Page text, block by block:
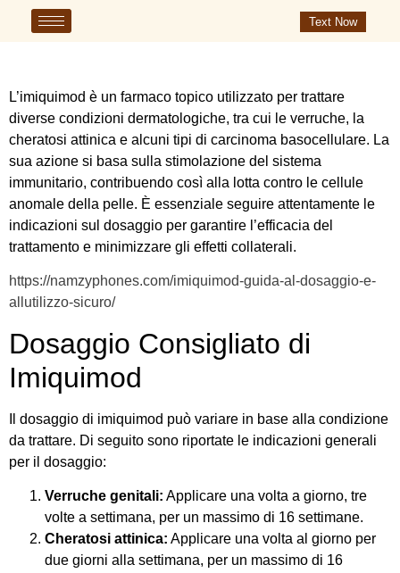
Text Now
L’imiquimod è un farmaco topico utilizzato per trattare
diverse condizioni dermatologiche, tra cui le verruche, la
cheratosi attinica e alcuni tipi di carcinoma basocellulare. La
sua azione si basa sulla stimolazione del sistema
immunitario, contribuendo così alla lotta contro le cellule
anomale della pelle. È essenziale seguire attentamente le
indicazioni sul dosaggio per garantire l’efficacia del
trattamento e minimizzare gli effetti collaterali.
https://namzyphones.com/imiquimod-guida-al-dosaggio-e-
allutilizzo-sicuro/
Dosaggio Consigliato di
Imiquimod
Il dosaggio di imiquimod può variare in base alla condizione
da trattare. Di seguito sono riportate le indicazioni generali
per il dosaggio:
Verruche genitali: Applicare una volta a giorno, tre
volte a settimana, per un massimo di 16 settimane.
Cheratosi attinica: Applicare una volta al giorno per
due giorni alla settimana, per un massimo di 16